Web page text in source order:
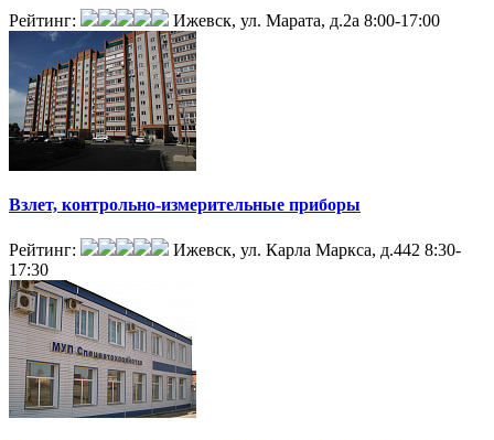
Рейтинг: Ижевск, ул. Марата, д.2а 8:00-17:00
Взлет, контрольно-измерительные приборы
Рейтинг: Ижевск, ул. Карла Маркса, д.442 8:30-
17:30